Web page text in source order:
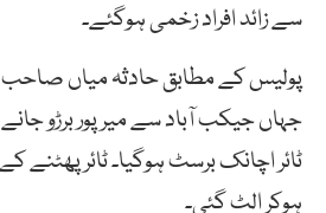
سے زائد افراد زخمی ہوگئے۔
پولیس کے مطابق حادثہ میاں
جہاں جیکب آباد سے میرپور برڑو جانے
ٹائر اچانک برسٹ ہوگیا۔ ٹائر پھٹنے
ہوکر الٹ گئی۔